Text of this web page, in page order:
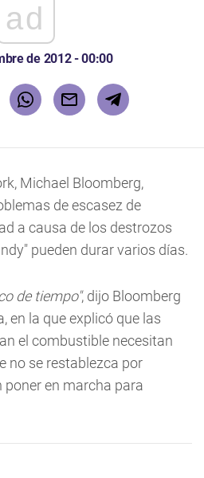
ad
de 2012 - 00:00
Michael Bloomberg,
de escasez de
a causa de los destrozos
pueden durar varios días.
de tiempo", dijo Bloomberg
en la que explicó que las
el combustible necesitan
no se restablezca por
en marcha para